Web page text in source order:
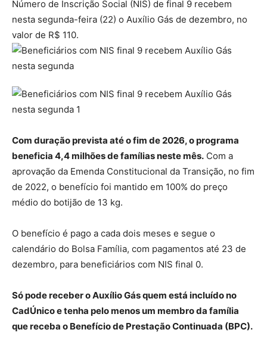
Número de Inscrição Social (NIS) de final 9 recebem
nesta segunda-feira (22) o Auxílio Gás de dezembro, no
valor de R$ 110.
Com duração prevista até o fim de 2026, o programa
beneficia 4,4 milhões de famílias neste mês. Com a
aprovação da Emenda Constitucional da Transição, no fim
de 2022, o benefício foi mantido em 100% do preço
médio do botijão de 13 kg.
O benefício é pago a cada dois meses e segue o
calendário do Bolsa Família, com pagamentos até 23 de
dezembro, para beneficiários com NIS final 0.
Só pode receber o Auxílio Gás quem está incluído no
CadÚnico e tenha pelo menos um membro da família
que receba o Benefício de Prestação Continuada (BPC).